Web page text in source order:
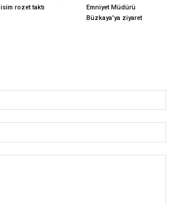
isim rozet taktı
Emniyet Müdürü
Büzkaya'ya ziyaret